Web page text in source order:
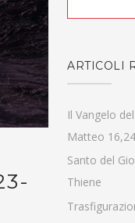
ARTICOLI
Il Vangelo
Matteo
Santo del
Thiene